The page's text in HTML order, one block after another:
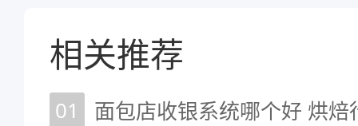
相关推荐
01
面包店收银系统哪个好 烘焙